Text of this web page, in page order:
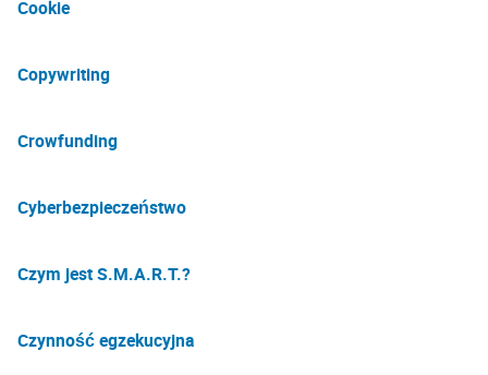
Cookie
Copywriting
Crowfunding
Cyberbezpieczeństwo
Czym jest S.M.A.R.T.?
Czynność egzekucyjna